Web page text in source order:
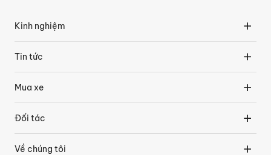
Kinh nghiệm
Tin tức
Mua xe
Đối tác
Về chúng tôi